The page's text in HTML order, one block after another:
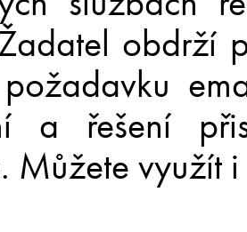
obdrží
a řešení
Můžete využít